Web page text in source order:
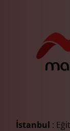
İstanbul :